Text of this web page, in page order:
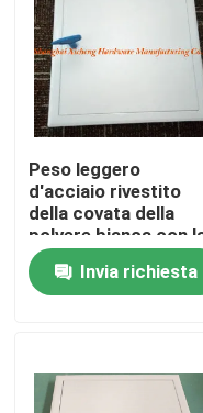
Casa
Circa noi
Peso leggero
d'acciaio rivestito
della covata della
polvere bianca con
chiave di plastica di
Bule
Invia richiesta